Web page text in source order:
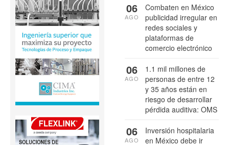
Combaten en México
publicidad irregular en
redes sociales y
plataformas de
comercio electrónico
06
AGO
1.1 mil millones de
personas de entre 12
y 35 años están en
riesgo de desarrollar
pérdida auditiva: OMS
06
AGO
Inversión hospitalaria
en México debe ir
06
AGO